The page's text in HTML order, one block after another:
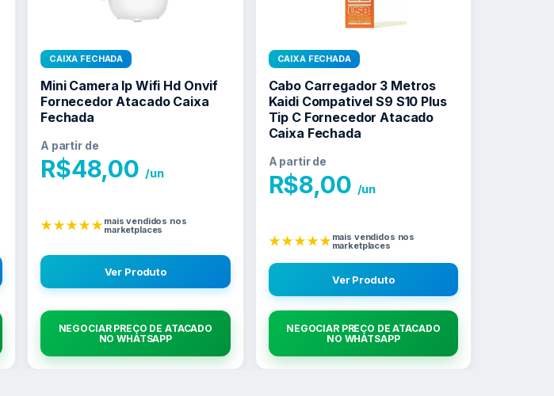
CAIXA FECHADA
Mini Camera Ip Wifi Hd Onvif
Fornecedor Atacado Caixa
Fechada
A partir de
R$48,00 /un
★★★★★mais vendidos nos
marketplaces
Ver Produto
NEGOCIAR PREÇO DE ATACADO
NO WHATSAPP
CAIXA FECHADA
Cabo Carregador 3 Metros
Kaidi Compativel S9 S10 Plus
Tip C Fornecedor Atacado
Caixa Fechada
A partir de
R$8,00 /un
★★★★★mais vendidos nos
marketplaces
Ver Produto
NEGOCIAR PREÇO DE ATACADO
NO WHATSAPP